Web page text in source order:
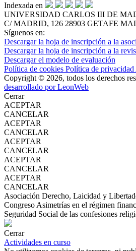
Indexada en
UNIVERSIDAD CARLOS III DE
C/ MADRID, 126 28903 GETAFE
Síguenos en:
Descargar la hoja de inscripción a la
Descargar la hoja de inscripción a la
Descargar el modelo de evaluación
Política de cookies Política de privacidad
Copyright © 2026, todos los derechos
desarrollado por LeonWeb
Cerrar
ACEPTAR
CANCELAR
ACEPTAR
CANCELAR
ACEPTAR
CANCELAR
ACEPTAR
CANCELAR
ACEPTAR
CANCELAR
Asociación Derecho, Laicidad y
Congreso Asimetrías en el régimen
Seguridad Social de las confesiones
Cerrar
Actividades en curso